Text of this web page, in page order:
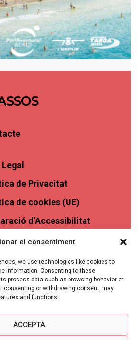
el consentiment
we use technologies like cookies to
information. Consenting to these
process data such as browsing behavior or
consenting or withdrawing consent, may
and functions.
ACCEPTA
Legal
de Privacitat
de cookies (UE)
d’Accessibilitat